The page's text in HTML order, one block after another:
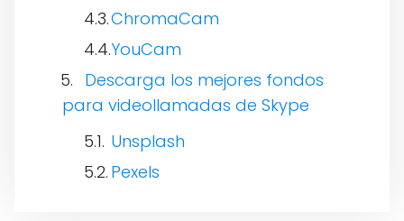
ChromaCam
YouCam
Descarga los mejores fondos
para videollamadas de Skype
Unsplash
Pexels